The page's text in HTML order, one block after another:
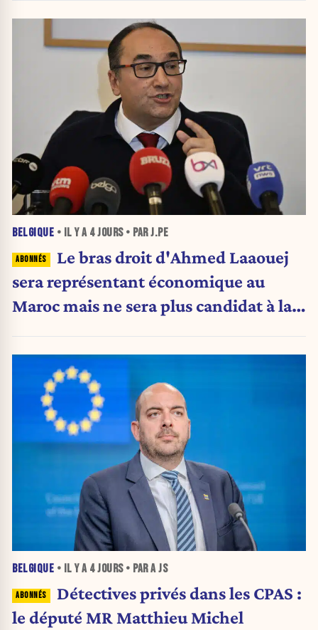
BELGIQUE • IL Y A 4 JOURS• PAR J.PE
Le bras droit d'Ahmed Laaouej
sera représentant économique au
Maroc mais ne sera plus candidat à la
BELGIQUE • IL Y A 4 JOURS• PAR A JS
Détectives privés dans les CPAS :
le député MR Matthieu Michel